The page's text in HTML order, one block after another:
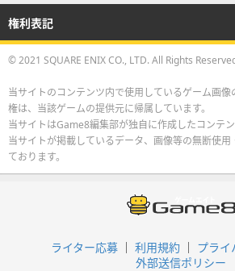
権利表記
© 2021 SQUARE ENIX CO., LTD. All Rights
当サイトのコンテンツ内で使用しているゲーム画
権は、当該ゲームの提供元に帰属しています。
当サイトはGame8編集部が独自に作成したコンテン
当サイトが掲載しているデータ、画像等の無断使
ております。
ライター応募 利用規約
プライ
外部送信ポリシー